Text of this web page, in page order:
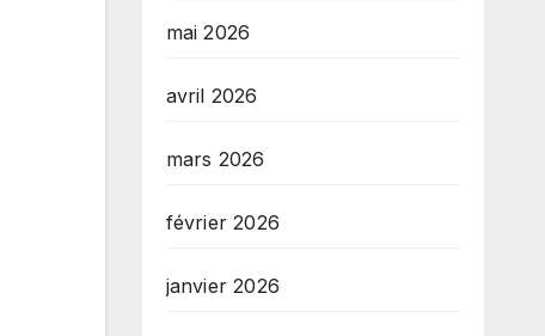
mai 2026
avril 2026
mars 2026
février 2026
janvier 2026